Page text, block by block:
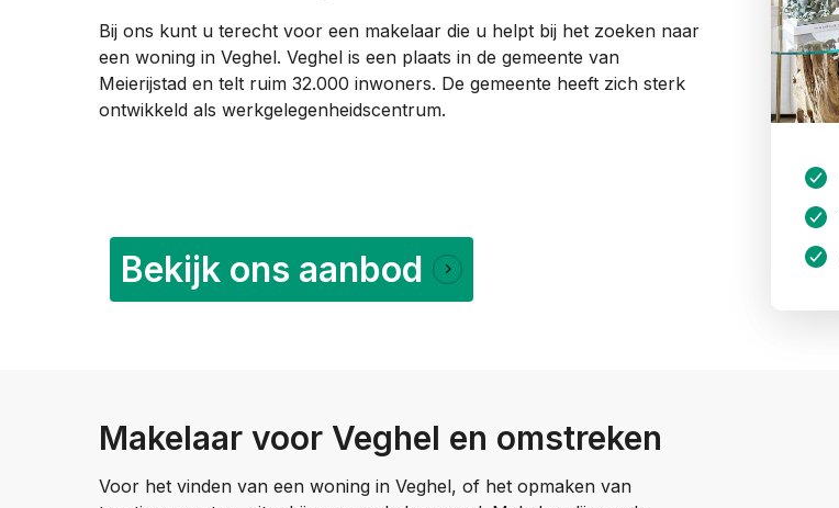
Bij ons kunt u terecht voor een makelaar die u helpt bij het zoeken naar
een woning in Veghel. Veghel is een plaats in de gemeente van
Meierijstad en telt ruim 32.000 inwoners. De gemeente heeft zich sterk
ontwikkeld als werkgelegenheidscentrum.
Bekijk ons aanbod
Makelaar voor Veghel en omstreken
Voor het vinden van een woning in Veghel, of het opmaken van